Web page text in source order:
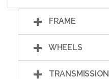
FRAME
WHEELS
TRANSMISSION